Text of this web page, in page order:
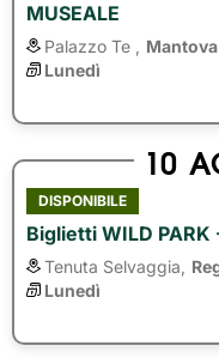
MUSEALE
Palazzo Te ,
Mantova
Lunedì
10
DISPONIBILE
Biglietti WILD
Tenuta Selvaggia,
Lunedì